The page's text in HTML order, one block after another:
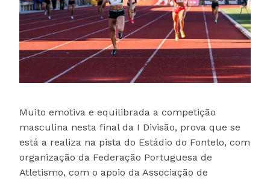
Muito emotiva e equilibrada a competição
masculina nesta final da I Divisão, prova que se
está a realiza na pista do Estádio do Fontelo, com
organização da Federação Portuguesa de
Atletismo, com o apoio da Associação de